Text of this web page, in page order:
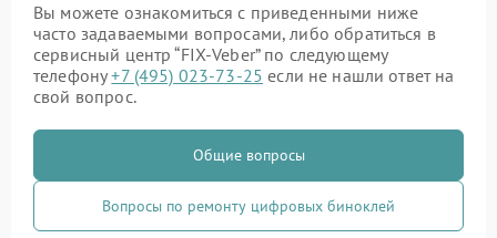
Вы можете ознакомиться с приведенными ниже
часто задаваемыми вопросами, либо обратиться в
сервисный центр “FIX-Veber” по следующему
телефону+7 (495) 023-73-25 если не нашли ответ на
свой вопрос.
Общие вопросы
Вопросы по ремонту цифровых биноклей